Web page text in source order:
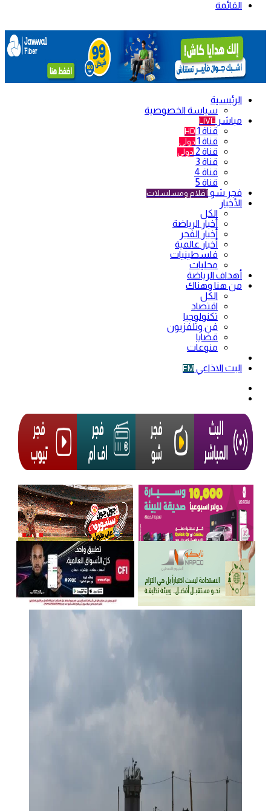
القائمة
الرئيسية
سياسة الخصوصية
مباشر LIVE
قناة 1 HD
قناة 1 دولي
قناة 2 دولي
قناة 3
قناة 4
قناة 5
فجر شو أفلام ومسلسلات
الأخبار
الكل
أخبار الرياضة
أخبار الفجر
أخبار عالمية
فلسطينيات
محليات
أهداف الرياضة
من هنا وهناك
الكل
اقتصاد
تكنولوجيا
فن وتلفزيون
قضايا
منوعات
البث الاذاعي FM